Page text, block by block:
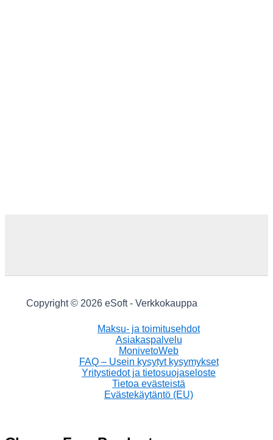
Copyright © 2026 eSoft - Verkkokauppa
Maksu- ja toimitusehdot
Asiakaspalvelu
MonivetoWeb
FAQ – Usein kysytyt kysymykset
Yritystiedot ja tietosuojaseloste
Tietoa evästeistä
Evästekäytäntö (EU)